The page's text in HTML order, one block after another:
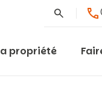
Rechercher
propriété